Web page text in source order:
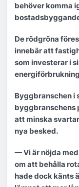
behöver komma
De rödgröna
innebär att
som investerar i
Byggbranschen i
byggbranschens
att minska
nya besked.
— Vi är nöjda
om att behålla
hade dock känts